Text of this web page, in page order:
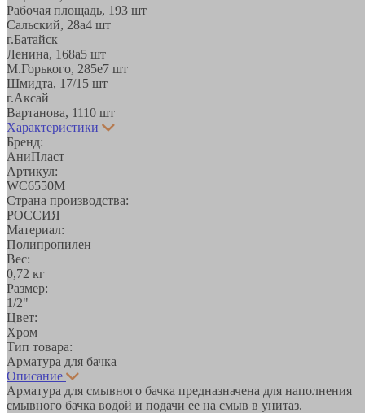
Рабочая площадь, 193 шт
Сальский, 28a4 шт
г.Батайск
Ленина, 168а5 шт
М.Горького, 285е7 шт
Шмидта, 17/1 5 шт
г.Аксай
Вартанова, 1110 шт
Характеристики
Бренд:
АниПласт
Артикул:
WC6550М
Страна производства:
РОССИЯ
Материал:
Полипропилен
Вес:
0,72 кг
Размер:
1/2"
Цвет:
Хром
Тип товара:
Арматура для бачка
Описание
Арматура для смывного бачка предназначена для наполнения
смывного бачка водой и подачи ее на смыв в унитаз.